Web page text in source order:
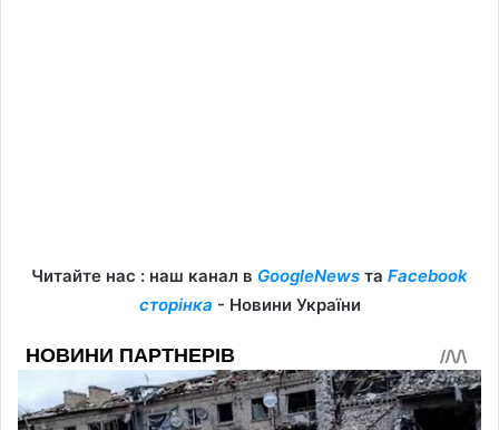
Читайте нас : наш канал в GoogleNews та Facebook
сторінка - Новини України